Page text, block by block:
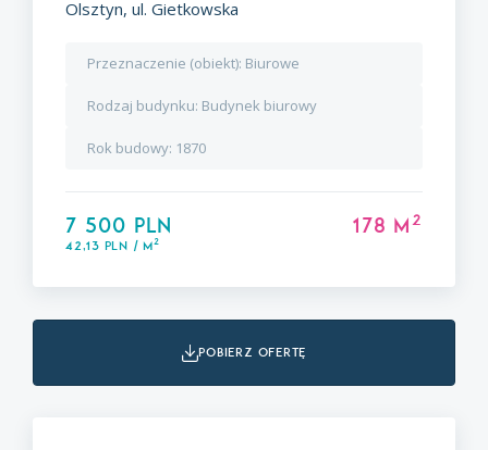
Olsztyn, ul. Gietkowska
Przeznaczenie (obiekt): Biurowe
Rodzaj budynku: Budynek biurowy
Rok budowy: 1870
7 500 PLN
42,13 PLN / m2
178 m 2
pobierz ofertę